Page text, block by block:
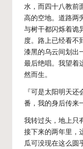
水，而四十八教前
高的空地。道路两
与树干都闪烁着诡
度。路上已经看不
漆黑的乌云间划出
最后绝唱。我望着
然而生。
『可是太阳明天
番，我的身后传来
我转过头，地上只
接下来的两年里，
瓜可没现在这么圆